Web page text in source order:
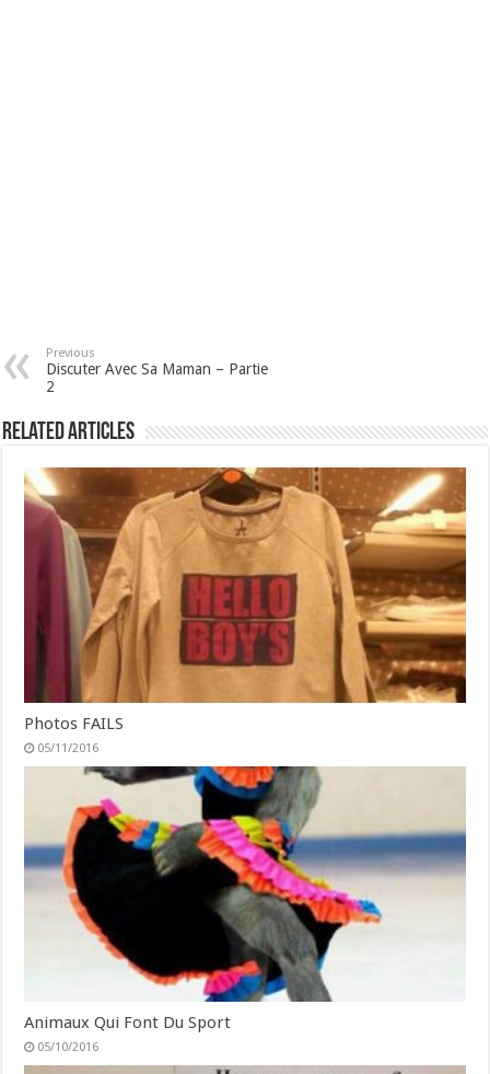
Previous
Discuter Avec Sa Maman – Partie
2
Related Articles
Photos FAILS
05/11/2016
Animaux Qui Font Du Sport
05/10/2016